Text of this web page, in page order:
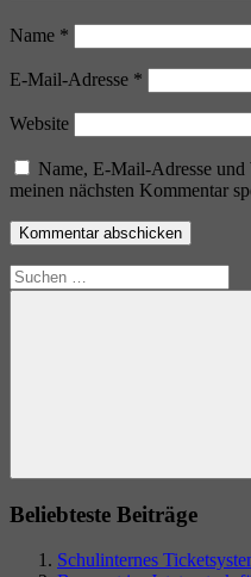
Name *
E-Mail-Adresse *
Website
Name, E-Mail-Adresse
meinen nächsten Kommentar
Suchen
nach:
Suchen
Beliebteste Beiträge
Schulinternes